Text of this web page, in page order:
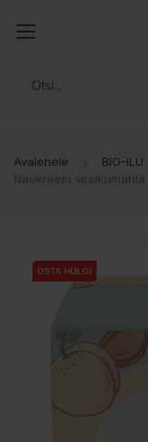
Avalehele BIO-ILU
Näokreem
OSTA HULGI
OSTA HULGI